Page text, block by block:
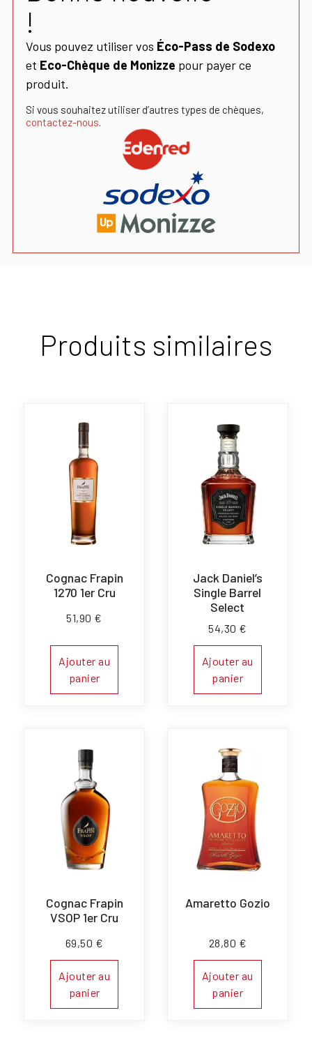
!
Vous pouvez utiliser vos Éco-Pass de Sodexo
et Eco-Chèque de Monizze pour payer ce
produit.
Si vous souhaitez utiliser d’autres types de chèques,
contactez-nous.
Produits similaires
Cognac Frapin
1270 1er Cru
51,90 €
Ajouter au
panier
Jack Daniel’s
Single Barrel
Select
54,30 €
Ajouter au
panier
Cognac Frapin
VSOP 1er Cru
69,50 €
Ajouter au
panier
Amaretto Gozio
28,80 €
Ajouter au
panier